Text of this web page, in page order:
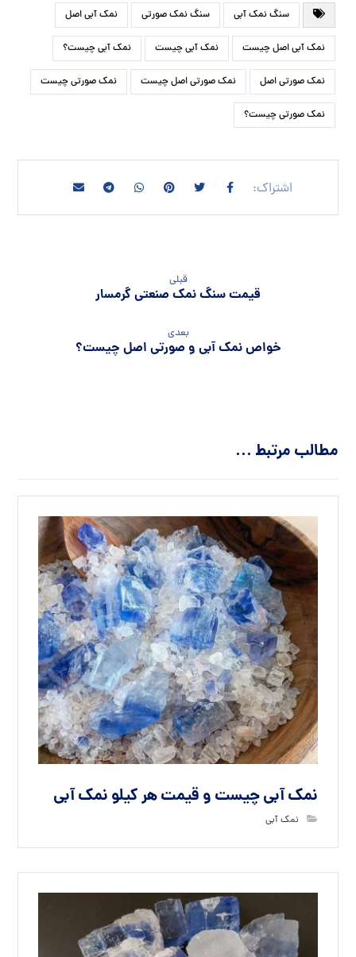
سنگ نمک آبی سنگ نمک صورتی نمک آبی اصل
نمک آبی اصل چیست نمک آبی چیست نمک آبی چیست؟
نمک صورتی اصل نمک صورتی اصل چیست نمک صورتی چیست
نمک صورتی چیست؟
قبلی
قیمت سنگ نمک صنعتی گرمسار
بعدی
خواص نمک آبی و صورتی اصل چیست؟
مطالب مرتبط ...
نمک آبی چیست و قیمت هر کیلو نمک آبی
نمک آبی